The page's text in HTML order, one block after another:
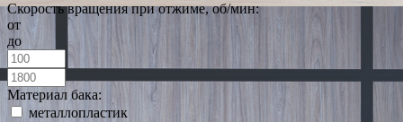
Скорость вращения при отжиме, об/мин:
от
до
Материал бака:
металлопластик